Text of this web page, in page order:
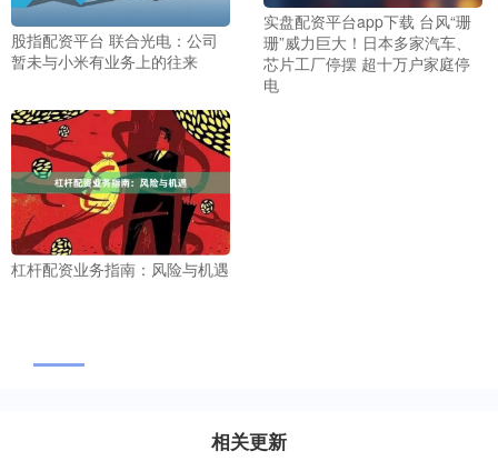
股指配资平台 联合光电：公司
暂未与小米有业务上的往来
实盘配资平台app下载 台风“珊
珊”威力巨大！日本多家汽车、
芯片工厂停摆 超十万户家庭停
电
杠杆配资业务指南：风险与机遇
相关更新